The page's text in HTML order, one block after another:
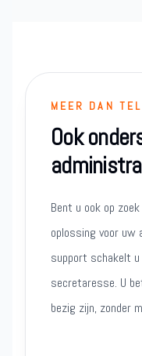
MEER DAN
Ook
Bent u ook op
oplossing voor uw
support schakelt
secretaresse. U
bezig zijn, zonder